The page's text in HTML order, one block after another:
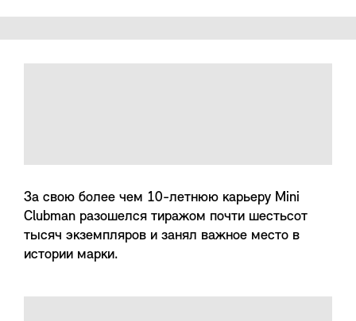
За свою более чем 10-летнюю карьеру Mini
Clubman разошелся тиражом почти шестьсот
тысяч экземпляров и занял важное место в
истории марки.